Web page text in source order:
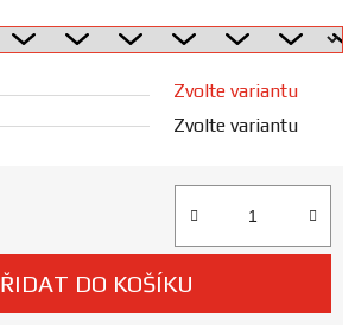
Zvolte variantu
Zvolte variantu
DO KOŠÍKU